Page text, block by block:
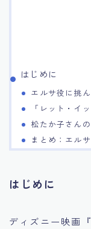
はじめに
エルサ役に挑
「レット・イ
松たか子さん
まとめ：エル
はじめに
ディズニー映画